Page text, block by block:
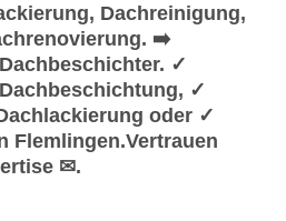
Dachreinigung,
➡️
✓
✓
oder ✓
Flemlingen.Vertrauen
✉.